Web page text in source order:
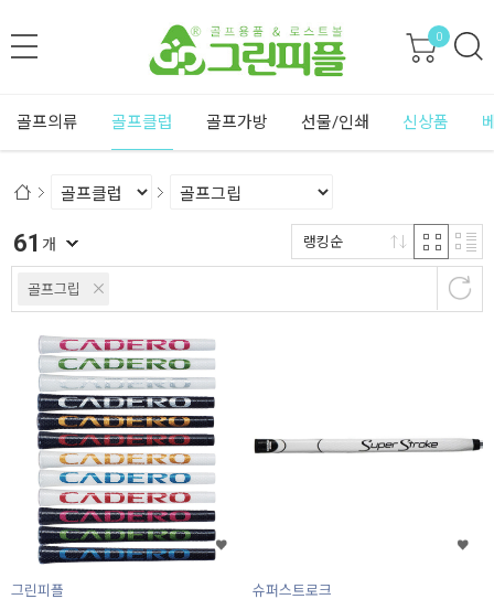
0
골프의류 골프클럽 골프가방 선물/인쇄 신상품
골프그립
61 개 랭킹순
그린피플
슈퍼스트로크